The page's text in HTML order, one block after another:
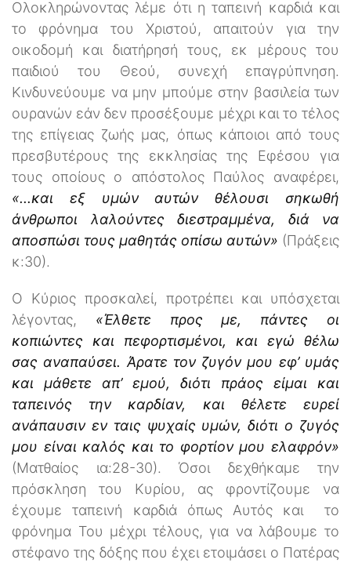
Ολοκληρώνοντας λέμε ότι η ταπεινή καρδιά και
το φρόνημα του Χριστού, απαιτούν για την
οικοδομή και διατήρησή τους, εκ μέρους του
παιδιού του Θεού, συνεχή επαγρύπνηση.
Κινδυνεύουμε να μην μπούμε στην βασιλεία των
ουρανών εάν δεν προσέξουμε μέχρι και το τέλος
της επίγειας ζωής μας, όπως κάποιοι από τους
πρεσβυτέρους της εκκλησίας της Εφέσου για
τους οποίους ο απόστολος Παύλος αναφέρει,
«...και εξ υμών αυτών θέλουσι σηκωθή
άνθρωποι λαλούντες διεστραμμένα, διά να
αποσπώσι τους μαθητάς οπίσω αυτών» (Πράξεις
κ:30).
Ο Κύριος προσκαλεί, προτρέπει και υπόσχεται
λέγοντας, «Έλθετε προς με, πάντες οι
κοπιώντες και πεφορτισμένοι, και εγώ θέλω
σας αναπαύσει. Άρατε τον ζυγόν μου εφ’ υμάς
και μάθετε απ’ εμού, διότι πράος είμαι και
ταπεινός την καρδίαν, και θέλετε ευρεί
ανάπαυσιν εν ταις ψυχαίς υμών, διότι ο ζυγός
μου είναι καλός και το φορτίον μου ελαφρόν»
(Ματθαίος ια:28-30). Όσοι δεχθήκαμε την
πρόσκληση του Κυρίου, ας φροντίζουμε να
έχουμε ταπεινή καρδιά όπως Αυτός και το
φρόνημα Του μέχρι τέλους, για να λάβουμε το
στέφανο της δόξης που έχει ετοιμάσει ο Πατέρας